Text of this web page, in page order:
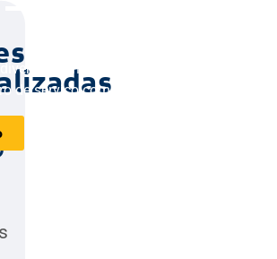
benefícios e soluções
de serviço completo.